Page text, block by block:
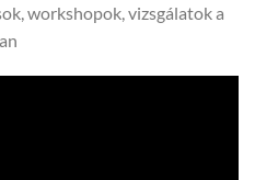
workshopok, vizsgálatok a